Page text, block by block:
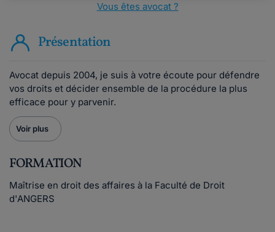
Vous êtes avocat ?
Présentation
Avocat depuis 2004, je suis à votre écoute pour défendre
vos droits et décider ensemble de la procédure la plus
efficace pour y parvenir.
Voir plus
FORMATION
Maîtrise en droit des affaires à la Faculté de Droit
d'ANGERS